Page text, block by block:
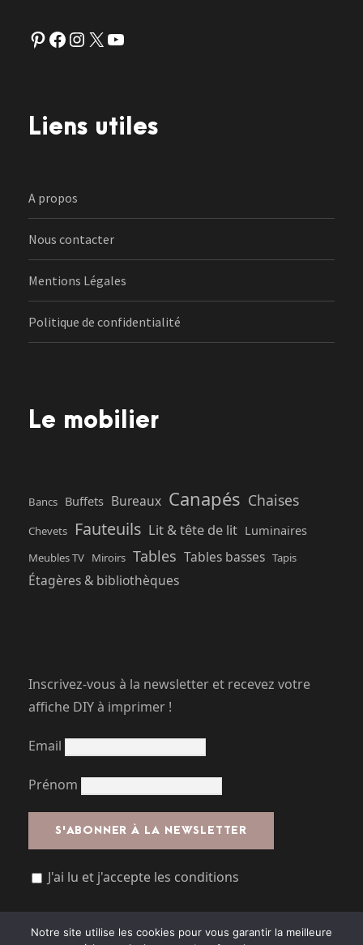
Pinterest Facebook Instagram X YouTube
Liens utiles
A propos
Nous contacter
Mentions Légales
Politique de confidentialité
Le mobilier
Bancs Buffets Bureaux Canapés Chaises
Chevets Fauteuils Lit & tête de lit Luminaires
Meubles TV Miroirs Tables Tables basses Tapis
Étagères & bibliothèques
Inscrivez-vous à la newsletter et recevez votre
affiche DIY à imprimer !
Email
Prénom
J'ai lu et j'accepte les conditions
Notre site utilise les cookies pour vous garantir la meilleure